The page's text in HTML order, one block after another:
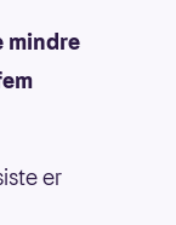
mindre
er